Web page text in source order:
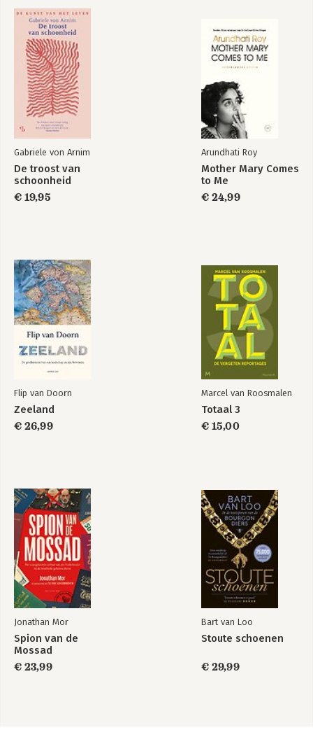
De nazi-leerling
Bekijk alle boeken
Gabriele von Arnim
De troost van
schoonheid
€ 19,95
Arundhati Roy
Mother Mary Comes
to Me
€ 24,99
Flip van Doorn
Zeeland
€ 26,99
Marcel van Roosmalen
Totaal 3
€ 15,00
Jonathan Mor
Spion van de
Mossad
€ 23,99
Bart van Loo
Stoute schoenen
€ 29,99